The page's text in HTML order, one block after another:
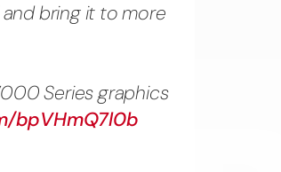
bring it to more
Series graphics
bpVHmQ7l0b